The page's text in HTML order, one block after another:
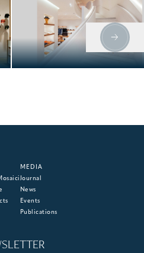
MEDIA
Journal
News
Events
Publications